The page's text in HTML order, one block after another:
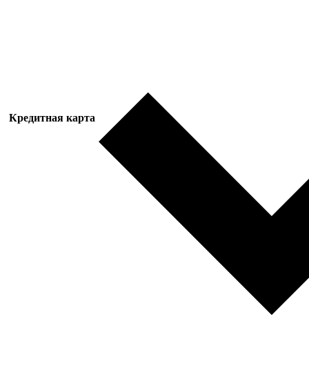
Кредитная карта